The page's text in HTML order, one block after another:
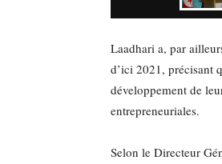
Laadhari a, par
d’ici 2021, précisant
développement de
entrepreneuriales.
Selon le Directeur